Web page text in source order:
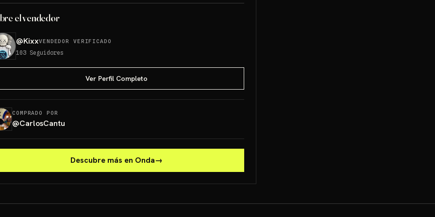
el vendedor
@KixxVENDEDOR VERIFICADO
103 Seguidores
Ver Perfil Completo
COMPRADO POR
@CarlosCantu
Descubre más en Onda→